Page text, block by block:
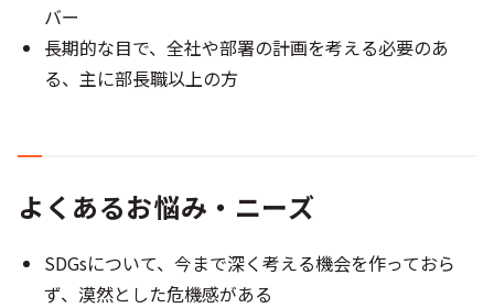
バー
長期的な目で、全社や部署の計画を考える必要のあ
る、主に部長職以上の方
よくあるお悩み・ニーズ
SDGsについて、今まで深く考える機会を作っておら
ず、漠然とした危機感がある